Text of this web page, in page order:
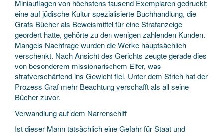
Miniauflagen von höchstens tausend Exemplaren gedruckt;
eine auf jüdische Kultur spezialisierte Buchhandlung, die
Grafs Bücher als Beweismittel für eine Strafanzeige
geordert hatte, gehörte zu den wenigen zahlenden Kunden.
Mangels Nachfrage wurden die Werke hauptsächlich
verschenkt. Nach Ansicht des Gerichts zeugte gerade dies
von besonderem missionarischem Eifer, was
strafverschärfend ins Gewicht fiel. Unter dem Strich hat der
Prozess Graf mehr Beachtung verschafft als all seine
Bücher zuvor.
Verwandlung auf dem Narrenschiff
Ist dieser Mann tatsächlich eine Gefahr für Staat und